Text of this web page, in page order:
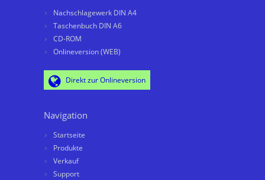
Nachschlagewerk DIN A4
Taschenbuch DIN A6
CD-ROM
Onlineversion (WEB)
Direkt zur Onlineversion
Navigation
Startseite
Produkte
Verkauf
Support